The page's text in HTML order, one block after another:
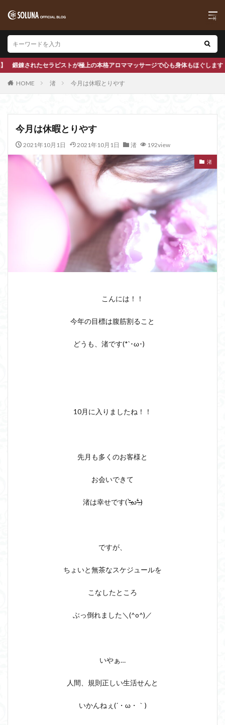
ージで心も身体もほぐします
HOME 渚 今月は休暇とりやす
今月は休暇とりやす
2021年10月1日 2021年10月1日 渚 192view
渚
こんには！！
今年の目標は腹筋割ること
どうも、渚です(*`･ω･)ゞ
10月に入りましたね！！
先月も多くのお客様と
お会いできて
渚は幸せです( ⁼̴̶̤̀ω⁼̴̶̤́ )
ですが、
ちょいと無茶なスケジュールを
こなしたところ
ぶっ倒れました＼(^o^)／
いやぁ…
人間、規則正しい生活せんと
いかんねぇ(´・ω・｀)